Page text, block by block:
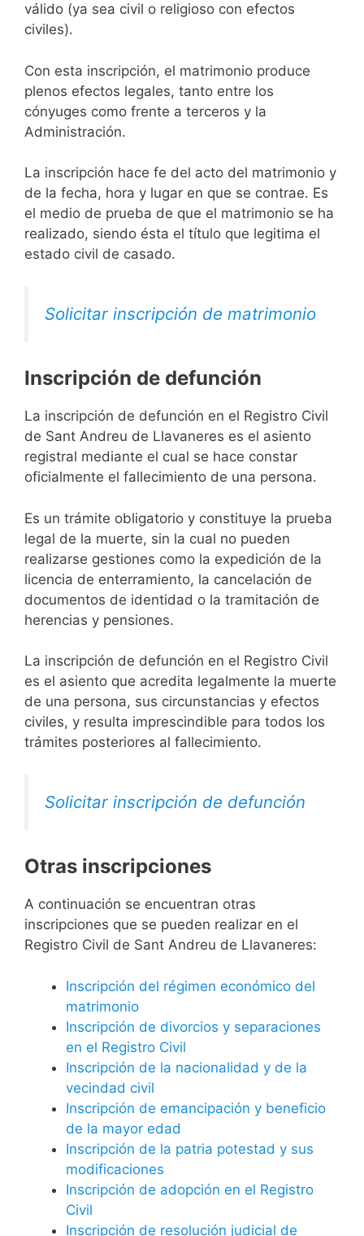
válido (ya sea civil o religioso con efectos
civiles).
Con esta inscripción, el matrimonio produce
plenos efectos legales, tanto entre los
cónyuges como frente a terceros y la
Administración.
La inscripción hace fe del acto del matrimonio y
de la fecha, hora y lugar en que se contrae. Es
el medio de prueba de que el matrimonio se ha
realizado, siendo ésta el título que legitima el
estado civil de casado.
Solicitar inscripción de matrimonio
Inscripción de defunción
La inscripción de defunción en el Registro Civil
de Sant Andreu de Llavaneres es el asiento
registral mediante el cual se hace constar
oficialmente el fallecimiento de una persona.
Es un trámite obligatorio y constituye la prueba
legal de la muerte, sin la cual no pueden
realizarse gestiones como la expedición de la
licencia de enterramiento, la cancelación de
documentos de identidad o la tramitación de
herencias y pensiones.
La inscripción de defunción en el Registro Civil
es el asiento que acredita legalmente la muerte
de una persona, sus circunstancias y efectos
civiles, y resulta imprescindible para todos los
trámites posteriores al fallecimiento.
Solicitar inscripción de defunción
Otras inscripciones
A continuación se encuentran otras
inscripciones que se pueden realizar en el
Registro Civil de Sant Andreu de Llavaneres:
Inscripción del régimen económico del
matrimonio
Inscripción de divorcios y separaciones
en el Registro Civil
Inscripción de la nacionalidad y de la
vecindad civil
Inscripción de emancipación y beneficio
de la mayor edad
Inscripción de la patria potestad y sus
modificaciones
Inscripción de adopción en el Registro
Civil
Inscripción de resolución judicial de